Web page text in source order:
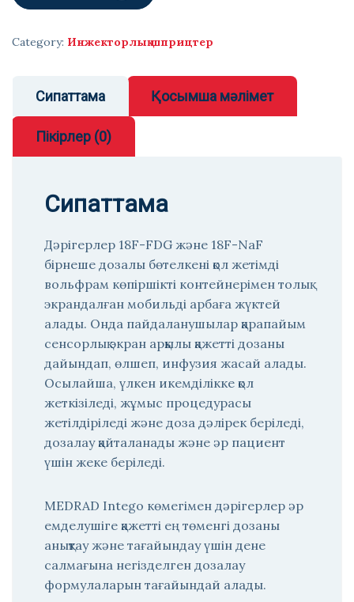
Category: Инжекторлық шприцтер
Сипаттама Қосымша мәлімет
Пікірлер (0)
Сипаттама
Дәрігерлер 18F-FDG және 18F-NaF
бірнеше дозалы бөтелкені қол жетімді
вольфрам көпіршікті контейнерімен толық
экрандалған мобильді арбаға жүктей
алады. Онда пайдаланушылар қарапайым
сенсорлық экран арқылы қажетті дозаны
дайындап, өлшеп, инфузия жасай алады.
Осылайша, үлкен икемділікке қол
жеткізіледі, жұмыс процедурасы
жетілдіріледі және доза дәлірек беріледі,
дозалау қайталанады және әр пациент
үшін жеке беріледі.
MEDRAD Intego көмегімен дәрігерлер әр
емделушіге қажетті ең төменгі дозаны
анықтау және тағайындау үшін дене
салмағына негізделген дозалау
формулаларын тағайындай алады.